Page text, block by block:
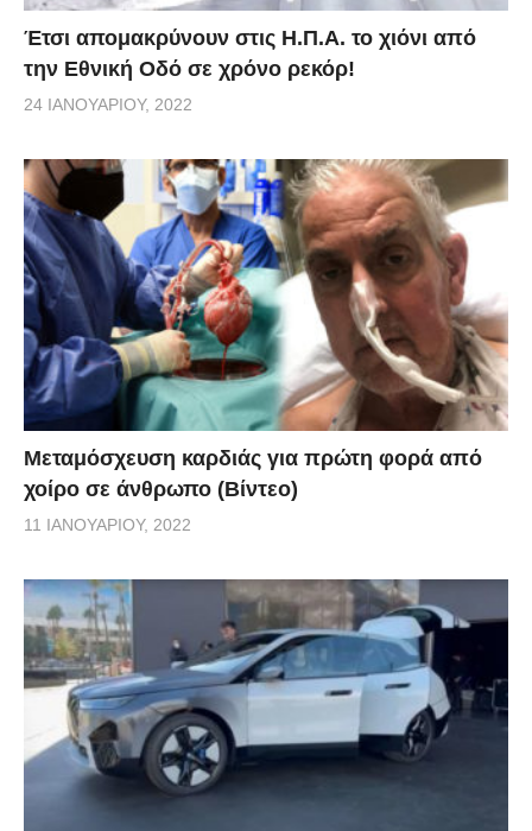
Έτσι απομακρύνουν στις Η.Π.Α. το χιόνι από
την Εθνική Οδό σε χρόνο ρεκόρ!
24 ΙΑΝΟΥΑΡΊΟΥ, 2022
Μεταμόσχευση καρδιάς για πρώτη φορά από
χοίρο σε άνθρωπο (Βίντεο)
11 ΙΑΝΟΥΑΡΊΟΥ, 2022